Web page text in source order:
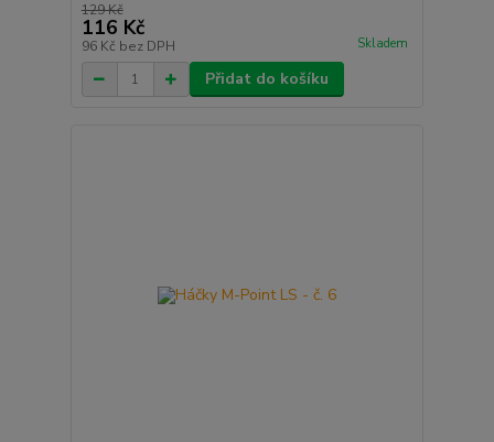
129 Kč
116 Kč
96 Kč bez DPH Skladem
Přidat do košíku